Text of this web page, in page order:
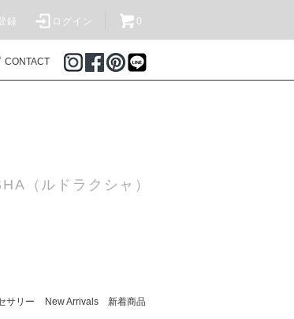
録 ログイン 0
CONTACT
（ルドラクシャ）
サリー New Arrivals 新着商品